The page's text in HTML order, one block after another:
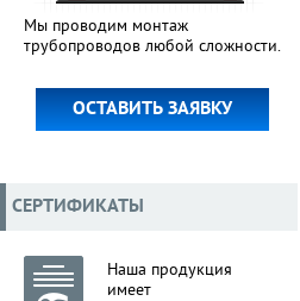
Мы проводим монтаж
трубопроводов любой сложности.
ОСТАВИТЬ ЗАЯВКУ
СЕРТИФИКАТЫ
Наша продукция
имеет